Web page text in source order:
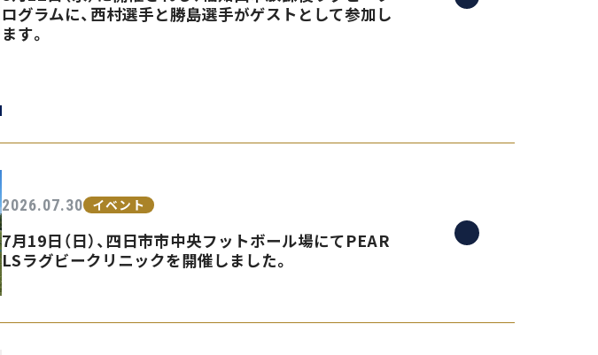
ログラムに、西村選手と勝島選手がゲストとして参加し
ます。
2026.07.30 イベント
7月19日（日）、四日市市中央フットボール場にてPEAR
LSラグビークリニックを開催しました。